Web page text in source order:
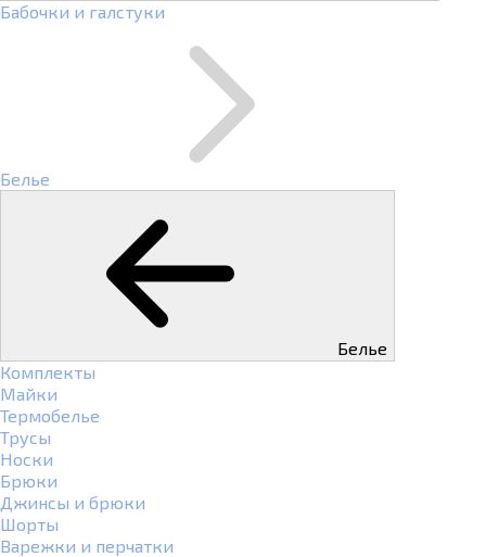
Бабочки и галстуки
Белье
Белье
Комплекты
Майки
Термобелье
Трусы
Носки
Брюки
Джинсы и брюки
Шорты
Варежки и перчатки